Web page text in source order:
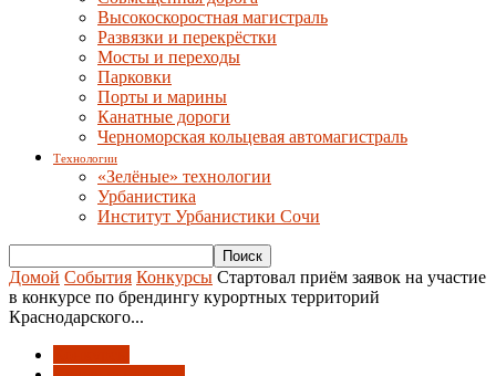
Высокоскоростная магистраль
Развязки и перекрёстки
Мосты и переходы
Парковки
Порты и марины
Канатные дороги
Черноморская кольцевая автомагистраль
Технологии
«Зелёные» технологии
Урбанистика
Институт Урбанистики Сочи
Домой События Конкурсы Стартовал приём заявок на участие
в конкурсе по брендингу курортных территорий
Краснодарского...